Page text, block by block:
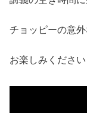
チョッピーの意
お楽しみください